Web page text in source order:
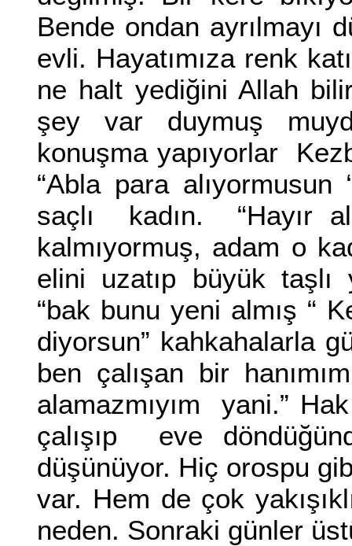
Bende ondan ayrılmayı
evli. Hayatımıza renk
ne halt yediğini Allah
şey var duymuş
konuşma yapıyorlar
“Abla para alıyormusun
saçlı kadın. “Hayır
kalmıyormuş, adam o
elini uzatıp büyük
“bak bunu yeni almış “
diyorsun” kahkahalarla
ben çalışan bir
alamazmıyım yani.”
çalışıp eve
düşünüyor. Hiç orospu
var. Hem de çok
neden. Sonraki günler